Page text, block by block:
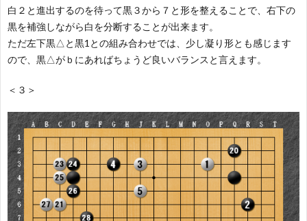
白２と進出するのを待って黒３から７と形を整えることで、右下の
黒を補強しながら白を分断することが出来ます。
ただ左下黒△と黒1との組み合わせでは、少し凝り形とも感じます
ので、黒△がｂにあればちょうど良いバランスと言えます。
＜３＞